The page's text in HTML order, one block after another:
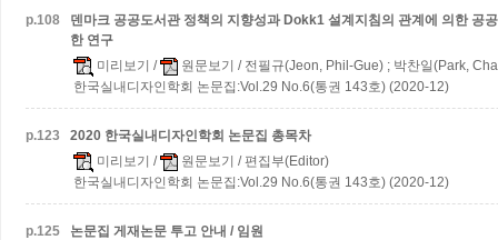
p.108
덴마크 공공도서관 정책의 지향성과 Dokk1 설계지침의 관계에 의한 공
한 연구
미리보기 / 원문보기 / 전필규(Jeon, Phil-Gue) ; 박찬일(Park,
한국실내디자인학회 논문집:Vol.29 No.6(통권 143호) (2020-12)
p.123
2020 한국실내디자인학회 논문집 총목차
미리보기 / 원문보기 / 편집부(Editor)
한국실내디자인학회 논문집:Vol.29 No.6(통권 143호) (2020-12)
p.125
논문집 게재논문 투고 안내 / 임원